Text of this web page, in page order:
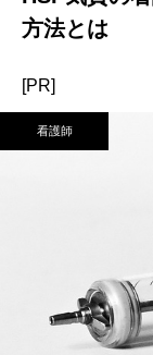
方法とは
[PR]
看護師